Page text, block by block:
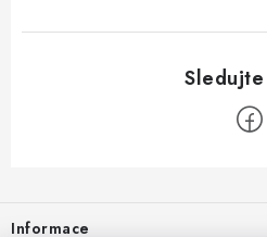
Informace